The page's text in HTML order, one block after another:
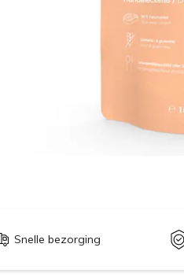
Snelle bezorging